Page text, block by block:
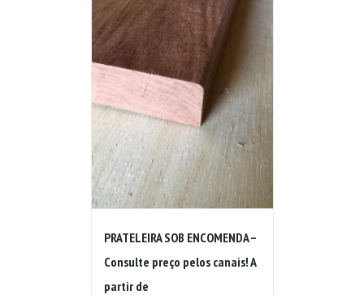
PRATELEIRA SOB ENCOMENDA –
Consulte preço pelos canais! A
partir de